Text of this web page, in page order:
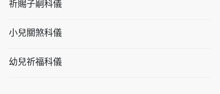
祈賜子嗣科儀
小兒關煞科儀
幼兒祈福科儀